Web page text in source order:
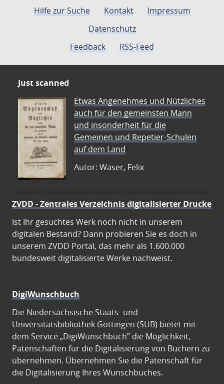
Hilfe zur Suche Kontakt
Impressum
Datenschutz
Feedback
RSS-Feed
Just scanned
Etwas Angenehmes und Nützliches
auch für den gemeinsten Mann
und insonderheit für die
Gemeinen und Repetier-Schulen
auf dem Land
Autor: Waser, Felix
ZVDD - Zentrales Verzeichnis digitalisierter Drucke
Ist Ihr gesuchtes Werk noch nicht in unserem
digitalen Bestand? Dann probieren Sie es doch in
unserem ZVDD Portal, das mehr als 1.600.000
bundesweit digitalisierte Werke nachweist.
DigiWunschbuch
Die Niedersächsische Staats- und
Universitätsbibliothek Göttingen (SUB) bietet mit
dem Service „DigiWunschbuch” die Möglichkeit,
Patenschaften für die Digitalisierung von Büchern zu
übernehmen. Übernehmen Sie die Patenschaft für
die Digitalisierung Ihres Wunschbuches.